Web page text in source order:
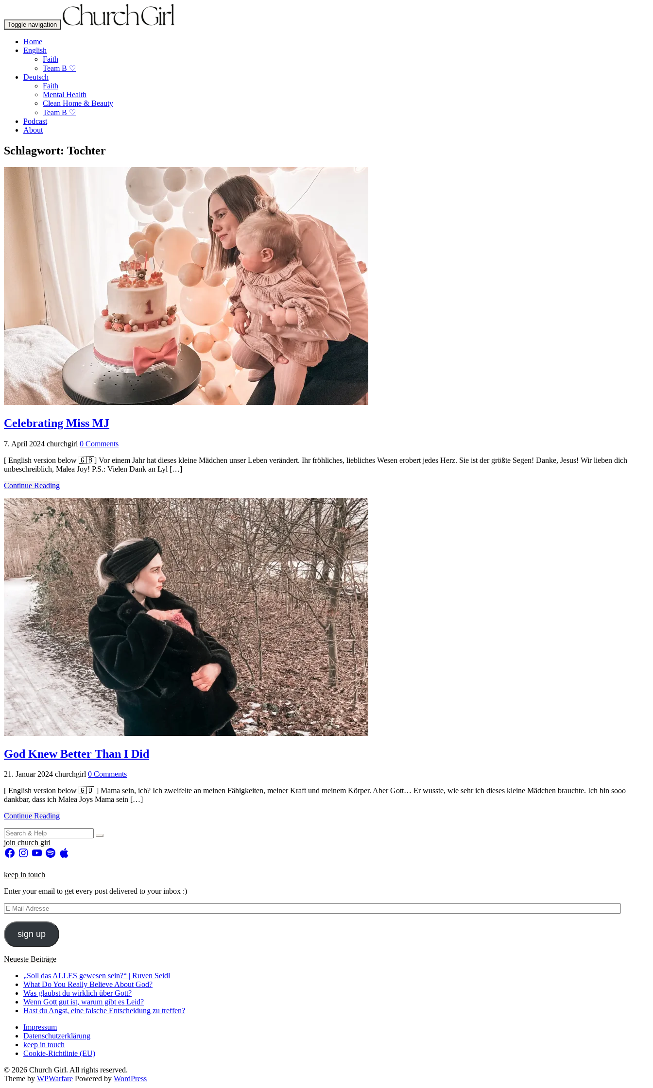
Toggle navigation
Home
English
Faith
Team B ♡
Deutsch
Faith
Mental Health
Clean Home & Beauty
Team B ♡
Podcast
About
Schlagwort: Tochter
Celebrating Miss MJ
7. April 2024 churchgirl 0 Comments
[ English version below 🇬🇧] Vor einem Jahr hat dieses kleine Mädchen unser Leben verändert. Ihr fröhliches, liebliches Wesen erobert jedes Herz. Sie ist der größte Segen! Danke, Jesus! Wir lieben dich
unbeschreiblich, Malea Joy! P.S.: Vielen Dank an Lyl […]
Continue Reading
God Knew Better Than I Did
21. Januar 2024 churchgirl 0 Comments
[ English version below 🇬🇧 ] Mama sein, ich? Ich zweifelte an meinen Fähigkeiten, meiner Kraft und meinem Körper. Aber Gott… Er wusste, wie sehr ich dieses kleine Mädchen brauchte. Ich bin sooo
dankbar, dass ich Malea Joys Mama sein […]
Continue Reading
Search
for:
join church girl
FacebookInstagram
YouTubeSpotifyApple
keep in touch
Enter your email to get every post delivered to your inbox :)
E-
Mail-
Adresse
sign up
Neueste Beiträge
„Soll das ALLES gewesen sein?“ | Ruven Seidl
What Do You Really Believe About God?
Was glaubst du wirklich über Gott?
Wenn Gott gut ist, warum gibt es Leid?
Hast du Angst, eine falsche Entscheidung zu treffen?
Impressum
Datenschutzerklärung
keep in touch
Cookie-Richtlinie (EU)
© 2026 Church Girl. All rights reserved.
Theme by WPWarfare Powered by WordPress